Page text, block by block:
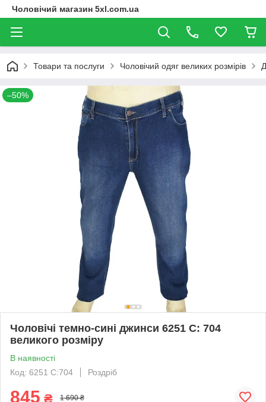
Чоловічий магазин 5xl.com.ua
Товари та послуги Чоловічий одяг великих розмірів
–50%
Чоловічі темно-сині джинси 6251 C: 704
великого розміру
В наявності
Код: 6251 C:704
Роздріб
845 ₴ 1 690 ₴